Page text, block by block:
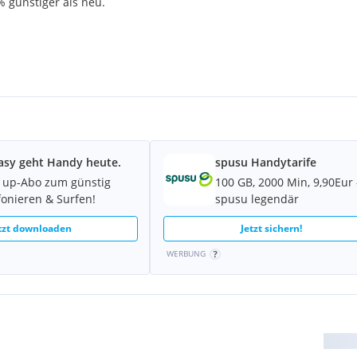
geht Handy heute.
up-Abo zum günstig
& Surfen!
downloaden
spusu Handytarife
100 GB, 2000 Min, 9,90Eur
spusu legendär
Jetzt sichern!
WERBUNG